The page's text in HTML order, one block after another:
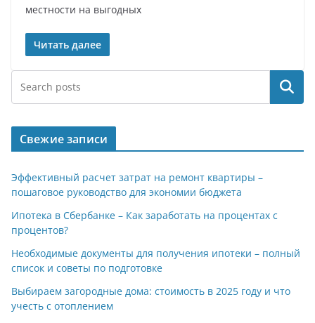
местности на выгодных
Читать далее
Поиск
Свежие записи
Эффективный расчет затрат на ремонт квартиры –
пошаговое руководство для экономии бюджета
Ипотека в Сбербанке – Как заработать на процентах с
процентов?
Необходимые документы для получения ипотеки – полный
список и советы по подготовке
Выбираем загородные дома: стоимость в 2025 году и что
учесть с отоплением